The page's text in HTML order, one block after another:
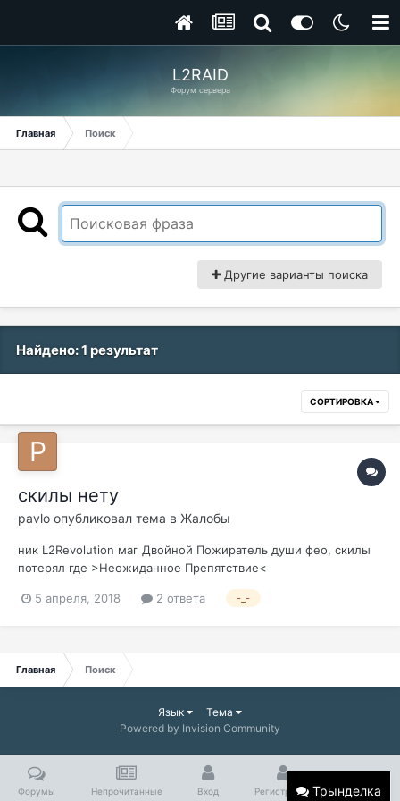
L2RAID
Форум сервера
Главная Поиск
Другие варианты поиска
Найдено: 1 результат
СОРТИРОВКА
скилы нету
pavlo опубликовал тема в Жалобы
ник L2Revolution маг Двойной Пожиратель души фео, скилы
потерял где >Неожиданное Препятствие<
5 апреля, 2018 2 ответа -_-
Главная Поиск
Трынделка
Язык
Тема
Powered by Invision Community
Форумы Непрочитанные Вход Регистрация Больше